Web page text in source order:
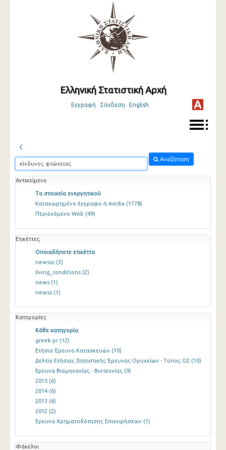
Ελληνική Στατιστική Αρχή
Εγγραφή Σύνδεση English
Αναζήτηση
Αντικείμενο
Τα στοιχεία ενεργητικού
Καταχωρημένο έγγραφο ή media (1778)
Περιεχόμενο Web (49)
Ετικέττες
Οποιαδήποτε ετικέττα
newsss (3)
living_conditions (2)
news (1)
newss (1)
Κατηγορίες
Κάθε κατηγορία
greek pr (12)
Ετήσια Έρευνα Κατασκευών (10)
Δελτία Ετήσιας Στατιστικής Έρευνας Ορυχείων - Τύπος Ο2 (10)
Ερευνα Βιομηχανίας - Βιοτεχνίας (9)
2015 (6)
2014 (6)
2013 (6)
2012 (2)
Ερευνα Χρηματοδότησης Επιχειρήσεων (1)
Φάκελοι